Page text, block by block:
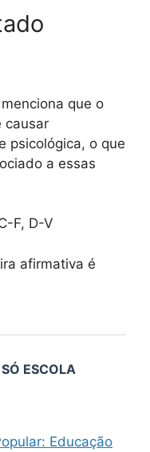
que o
causar
psicológica, o que
a essas
F, D-V
afirmativa é
ESCOLA
Educação